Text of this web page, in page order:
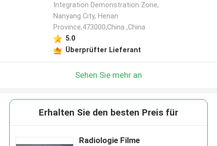
Integration Demonstration Zone,
Nanyang City, Henan
Province,473000,China ,China
5.0
Überprüfter Lieferant
Sehen Sie mehr an
Erhalten Sie den besten Preis für
Radiologie Filme